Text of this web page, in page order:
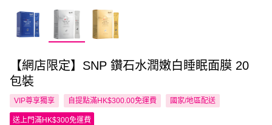
【網店限定】SNP 鑽石水潤嫩白睡眠面膜 20
包裝
VIP尊享獨享 自提點滿HK$300.00免運費 國家/地區配送
送上門滿HK$300免運費